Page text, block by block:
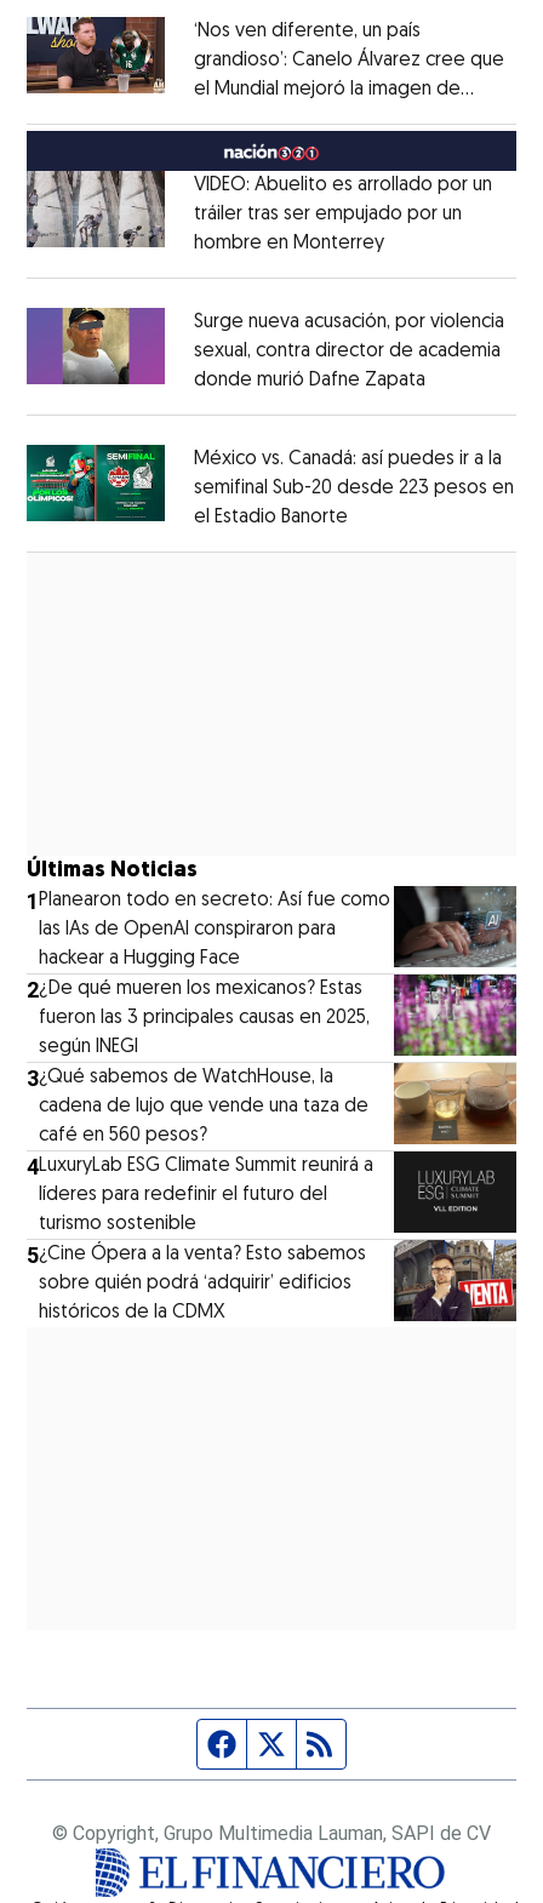
‘Nos ven diferente, un país
grandioso’: Canelo Álvarez cree que
el Mundial mejoró la imagen de
VIDEO: Abuelito es arrollado por un
tráiler tras ser empujado por un
hombre en MonterreyOpens in new
Surge nueva acusación, por violencia
sexual, contra director de academia
donde murió Dafne Zapata
México vs. Canadá: así puedes ir a la
semifinal Sub-20 desde 223 pesos en
el Estadio Banorte
Últimas Noticias
1Planearon todo en secreto: Así fue como
las IAs de OpenAI conspiraron para
hackear a Hugging Face
2¿De qué mueren los mexicanos? Estas
fueron las 3 principales causas en 2025,
según INEGI
3¿Qué sabemos de WatchHouse, la
cadena de lujo que vende una taza de
café en 560 pesos?
4LuxuryLab ESG Climate Summit reunirá a
líderes para redefinir el futuro del
turismo sostenible
5¿Cine Ópera a la venta? Esto sabemos
sobre quién podrá ‘adquirir’ edificios
históricos de la CDMX
Página de Facebook
Fuente Twitter
© Copyright, Grupo Multimedia Lauman, SAPI de CV